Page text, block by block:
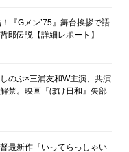
『Gメン’75』舞台挨拶で語
郎伝説【詳細レポート】
のぶ×三浦友和W主演、共演
禁。映画『ぼけ日和』矢部
最新作『いってらっしゃい